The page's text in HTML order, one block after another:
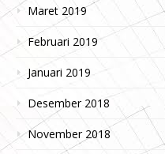
Maret 2019
Februari 2019
Januari 2019
Desember 2018
November 2018